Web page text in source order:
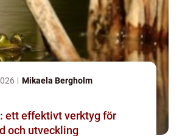
Mikaela Bergholm
ett effektivt verktyg för
och utveckling